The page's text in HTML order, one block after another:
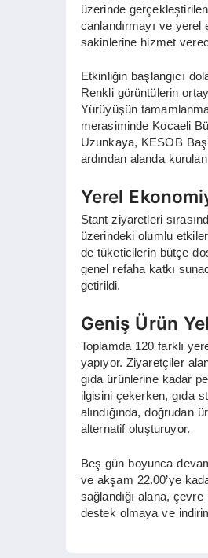
üzerinde
canlandırmayı ve
sakinlerine hizmet
Etkinliğin başlangıcı
Renkli görüntülerin
Yürüyüşün
merasiminde Kocaeli
Uzunkaya, KESOB
ardından alanda
Yerel
Stant ziyaretleri
üzerindeki olumlu
de tüketicilerin bütçe
genel refaha katkı
getirildi.
Geniş Ürün
Toplamda 120 farklı
yapıyor. Ziyaretçiler
gıda ürünlerine kadar
ilgisini çekerken, gıda
alındığında, doğrudan
alternatif oluşturuyor.
Beş gün boyunca
ve akşam 22.00’ye
sağlandığı alana,
destek olmaya ve